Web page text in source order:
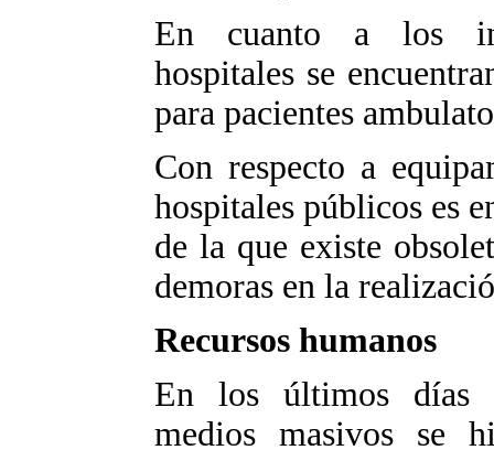
En cuanto a los
hospitales se
para pacientes
Con respecto a
hospitales públicos es
de la que existe
demoras en la
Recursos humanos
En los últimos días
medios masivos se